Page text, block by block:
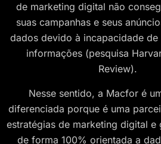
de marketing digital não
suas campanhas e seus
dados devido à incapacidade de
informações (pesquisa
Review).
Nesse sentido, a Macfor é
diferenciada porque é uma
estratégias de marketing digital e
de forma 100% orientada a